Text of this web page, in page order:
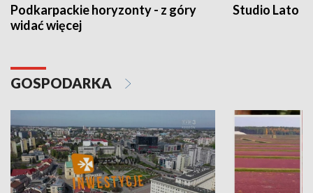
Podkarpackie horyzonty - z góry
widać więcej
Studio Lato
GOSPODARKA